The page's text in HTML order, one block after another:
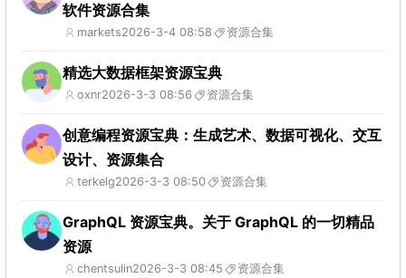
软件资源合集
markets2026-3-4 08:58 资源合集
精选大数据框架资源宝典
oxnr2026-3-3 08:56 资源合集
创意编程资源宝典：生成艺术、数据可视化、交互
设计、资源集合
terkelg2026-3-3 08:50 资源合集
GraphQL 资源宝典。关于 GraphQL 的一切精品
资源
chentsulin2026-3-3 08:45 资源合集